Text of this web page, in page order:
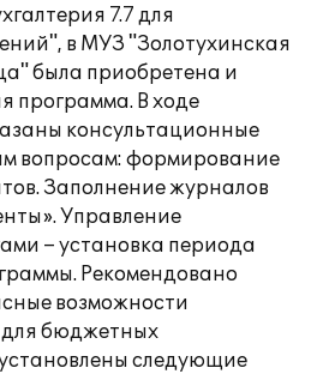
7.7 для
в МУЗ "Золотухинская
была приобретена и
программа. В ходе
консультационные
вопросам: формирование
Заполнение журналов
Управление
– установка периода
Рекомендовано
возможности
для бюджетных
следующие